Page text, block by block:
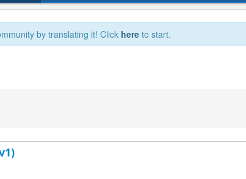
by translating it! Click here to start.